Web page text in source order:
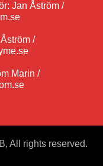
Jan Åström /
/
Marin /
All rights reserved.